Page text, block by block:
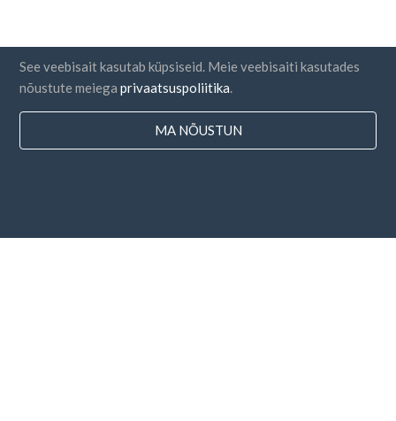
See veebisait kasutab küpsiseid. Meie veebisaiti kasutades
nõustute meiegaprivaatsuspoliitika
MA NÕUSTUN